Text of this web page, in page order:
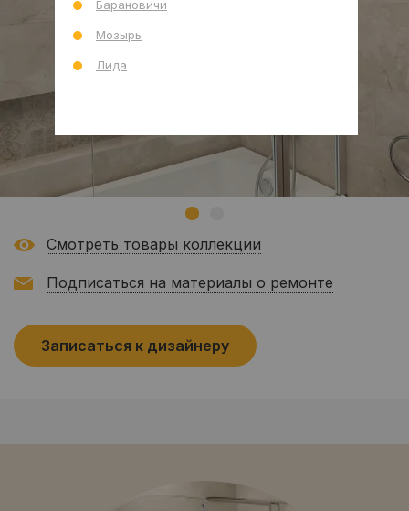
Смотреть товары коллекции
Подписаться на материалы о ремонте
Записаться к дизайнеру
Барановичи
Мозырь
Лида